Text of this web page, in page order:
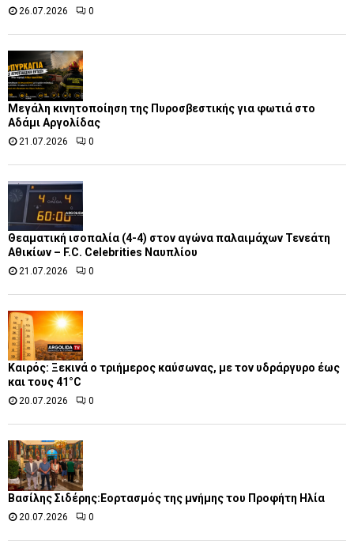
26.07.2026 0
Μεγάλη κινητοποίηση της Πυροσβεστικής για φωτιά στο
Αδάμι Αργολίδας
21.07.2026 0
Θεαματική ισοπαλία (4-4) στον αγώνα παλαιμάχων Τενεάτη
Αθικίων – F.C. Celebrities Ναυπλίου
21.07.2026 0
Καιρός: Ξεκινά ο τριήμερος καύσωνας, με τον υδράργυρο έως
και τους 41°C
20.07.2026 0
Βασίλης Σιδέρης:Εορτασμός της μνήμης του Προφήτη Ηλία
20.07.2026 0